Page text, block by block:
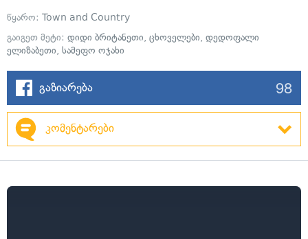
წყარო: Town and Country
გაიგეთ მეტი: დიდი ბრიტანეთი, ცხოველები, დედოფალი
ელიზაბეთი, სამეფო ოჯახი
გაზიარება 98
კომენტარები